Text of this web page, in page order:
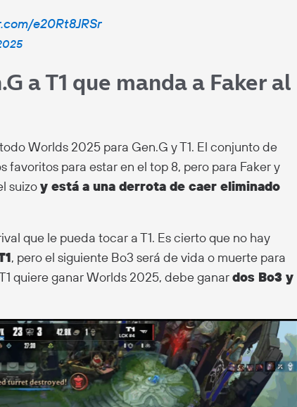
e20Rt8JRSr
a T1 que manda a Faker al
Worlds 2025 para Gen.G y T1. El conjunto de
favoritos para estar en el top 8, pero para Faker y
suizoy está a una derrota de caer eliminado
que le pueda tocar a T1. Es cierto que no hay
, pero el siguiente Bo3 será de vida o muerte para
quiere ganar Worlds 2025, debe ganardos Bo3 y